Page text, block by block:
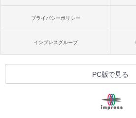
プライバシーポリシー
インプレスグループ
PC版で見る